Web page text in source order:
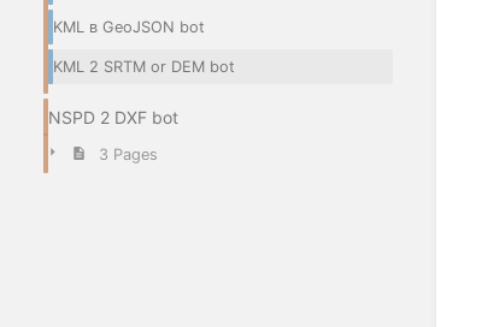
KML в GeoJSON bot
KML 2 SRTM or DEM bot
NSPD 2 DXF bot
3 Pages